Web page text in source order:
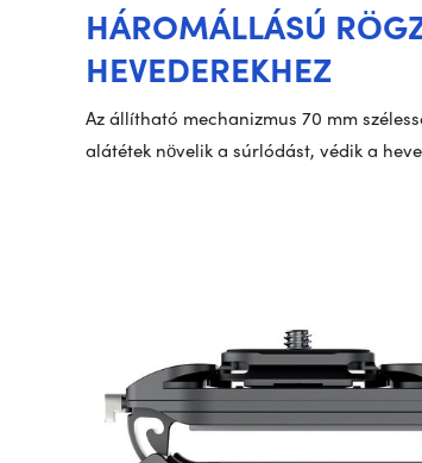
HÁROMÁLLÁSÚ
HEVEDEREKHEZ
Az állítható mechanizmus 70 mm
alátétek növelik a súrlódást, védik a